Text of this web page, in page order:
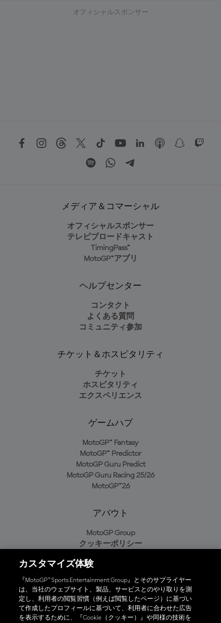
オフィシャルスポンサー
メディア＆コマーシャル
オフィシャルスポンサー
テレビブロードキャスト
TimingPass™
MotoGP™アプリ
ヘルプセンター
コンタクト
よくある質問
コミュニティ参加
チケット＆ホスピタリティ
チケット
ホスピタリティ
エクスペリエンス
ゲームハブ
MotoGP™ Fantasy
MotoGP™ Predictor
MotoGP Guru Predict
MotoGP Guru Racing 25/26
MotoGP™26
アバウト
MotoGP Group
クッキーポリシー
プライバシーポリシー
購入ポリシー
オフィシャルアプリ
カスタマイズ体験
『MotoGP™ Sports Entertainment Group』とそのサプライヤー
は、当社のウェブサイト、製品、サービスとのやり取りを測
定し、利用者の閲覧習慣（例えば閲覧したページ）に基づい
て作成したプロフィールに基づいて、利用者に合わせた広告
を表示するために、『Cookie（クッキー）』や同様の技術を